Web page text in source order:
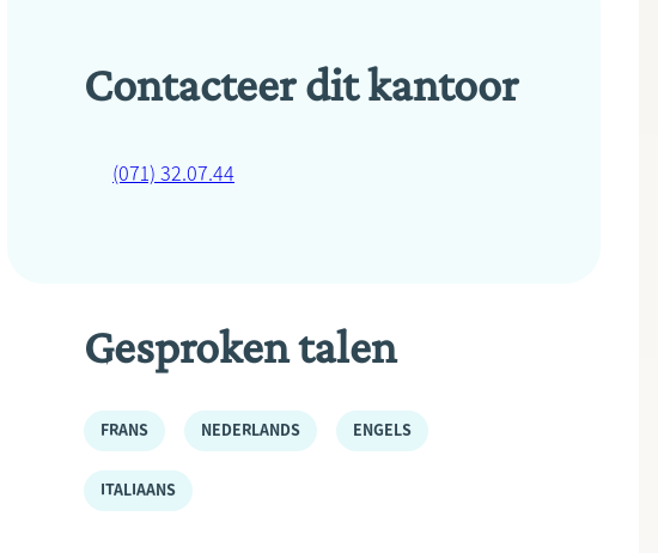
Contacteer dit kantoor
(071) 32.07.44
Gesproken talen
FRANS NEDERLANDS ENGELS
ITALIAANS